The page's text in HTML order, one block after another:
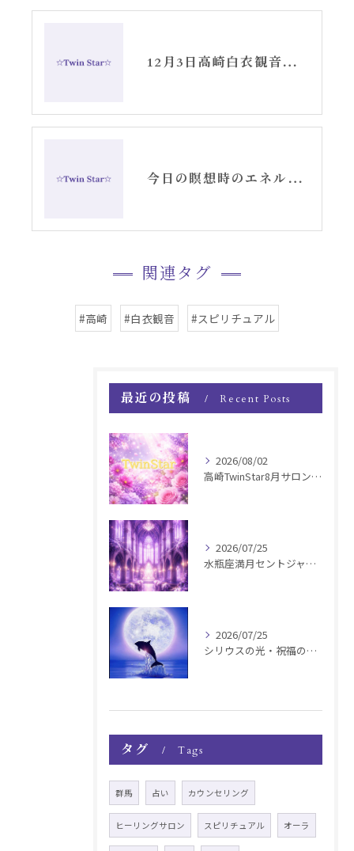
12月3日高崎白衣観音スピリチュアル女神開花ひふみの会〜お知らせ〜
今日の瞑想時のエネルギーギフト①千手観音と白衣観音
関連タグ
#高崎 #白衣観音 #スピリチュアル
最近の投稿 Recent Posts
2026/08/02
高崎TwinStar8月サロンお知らせ
2026/07/25
水瓶座満月セントジャーメインGSVF遠隔お知らせ
2026/07/25
シリウスの光・祝福の波動チャージ遠隔お知らせ〜銀河新年〜
タグ Tags
群馬 占い カウンセリング
ヒーリングサロン スピリチュアル オーラ